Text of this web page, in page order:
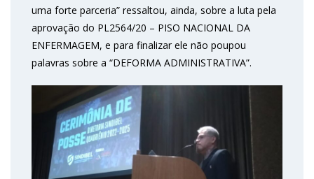
uma forte parceria” ressaltou, ainda, sobre a luta pela
aprovação do PL2564/20 – PISO NACIONAL DA
ENFERMAGEM, e para finalizar ele não poupou
palavras sobre a “DEFORMA ADMINISTRATIVA”.